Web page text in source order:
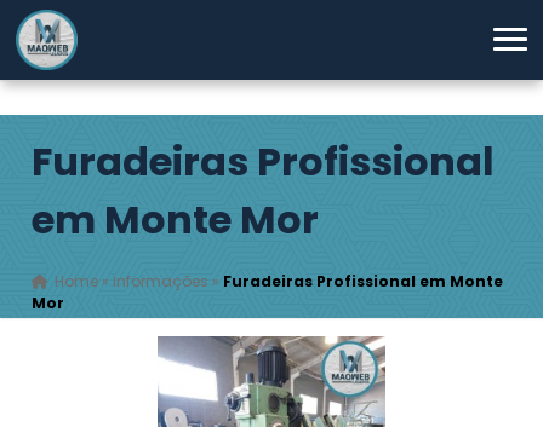
Furadeiras Profissional
em Monte Mor
Home » Informações » Furadeiras Profissional em Monte
Mor